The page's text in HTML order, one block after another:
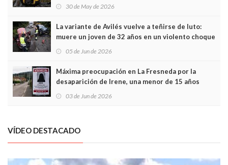
sobrecoste de los trenes que no cabían por los
30 de May de 2026
La variante de Avilés vuelve a teñirse de luto:
muere un joven de 32 años en un violento choque
frontal
05 de Jun de 2026
Máxima preocupación en La Fresneda por la
desaparición de Irene, una menor de 15 años
03 de Jun de 2026
VÍDEO DESTACADO